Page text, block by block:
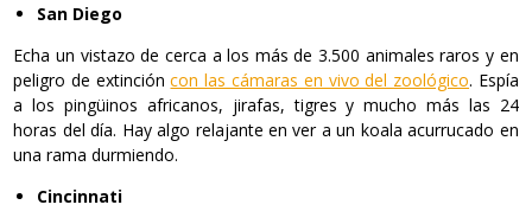
San Diego
Echa un vistazo de cerca a los más de 3.500 animales raros y en
peligro de extincióncon las cámaras en vivo del zoológico. Espía
a los pingüinos africanos, jirafas, tigres y mucho más las 24
horas del día. Hay algo relajante en ver a un koala acurrucado en
una rama durmiendo.
Cincinnati